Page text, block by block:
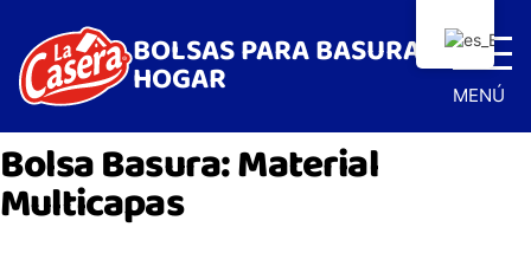
BOLSAS PARA BASURA Y
HOGAR MENÚ
Bolsa Basura:Material
Multicapas